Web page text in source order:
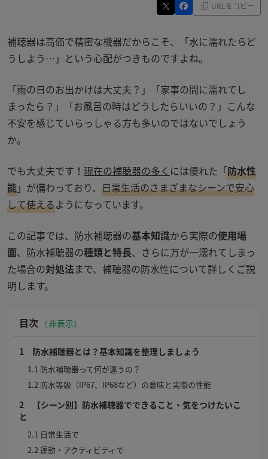
URLをコピー
補聴器は高価で精密な機器だからこそ、「水に濡れたらど
うしよう … 」という心配がつきものですよね。
「雨の日のお出かけは大丈夫？」「家事の間に濡れてし
まったら？」「お風呂の時はどうしたらいいの？」こんな
不安を感じていらっしゃる方も多いのではないでしょう
か。
でも大丈夫です！ 現在の補聴器の多く には優れた「防水性
能」が備わっており、 日常生活のさまざまなシーンで安心
して使えるようになっています。
この記事では、防水補聴器の基本知識から実際の使用場
面、防水補聴器の種類と特長、さらに万が一濡れてしまっ
た場合の対処法まで、補聴器の防水性について詳しくご説
明します。
目次 非表示
1 防水補聴器とは？基本知識を整理しましょう
1.1 防水補聴器って何が違うの？
1.2 防水等級（IP67、IP68など）の意味と実際の性能
2 【シーン別】防水補聴器でできること・気をつけたいこ
と
2.1 日常生活で
2.2 運動・アクティビティで